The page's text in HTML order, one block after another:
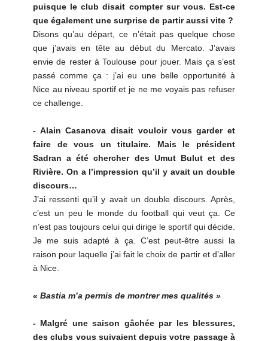
puisque le club disait compter sur vous. Est-ce
que également une surprise de partir aussi vite ?
Disons qu’au départ, ce n’était pas quelque chose
que j’avais en tête au début du Mercato. J’avais
envie de rester à Toulouse pour jouer. Mais ça s’est
passé comme ça : j’ai eu une belle opportunité à
Nice au niveau sportif et je ne me voyais pas refuser
ce challenge.
- Alain Casanova disait vouloir vous garder et
faire de vous un titulaire. Mais le président
Sadran a été chercher des Umut Bulut et des
Rivière. On a l’impression qu’il y avait un double
discours…
J’ai ressenti qu’il y avait un double discours. Après,
c’est un peu le monde du football qui veut ça. Ce
n’est pas toujours celui qui dirige le sportif qui décide.
Je me suis adapté à ça. C’est peut-être aussi la
raison pour laquelle j’ai fait le choix de partir et d’aller
à Nice.
« Bastia m’a permis de montrer mes qualités »
- Malgré une saison gâchée par les blessures,
des clubs vous suivaient depuis votre passage à